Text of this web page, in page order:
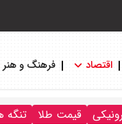
اقتصاد فرهنگ و هنر
قیمت طلا تنگه